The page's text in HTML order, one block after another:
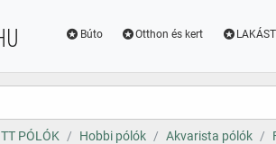
Búto Otthon és kert
PÓLÓK Hobbi pólók Akvarista pólók